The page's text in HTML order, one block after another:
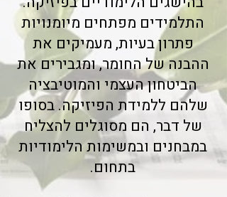
התלמידים מפתחים מיומנויות
פתרון בעיות, מעמיקים את
ההבנה של החומר, ומגבירים את
הביטחון העצמי והמוטיבציה
שלהם ללמידת הפיזיקה. בסופו
של דבר, הם מסוגלים להצליח
במבחנים ובמשימות הלימודיות
בתחום.